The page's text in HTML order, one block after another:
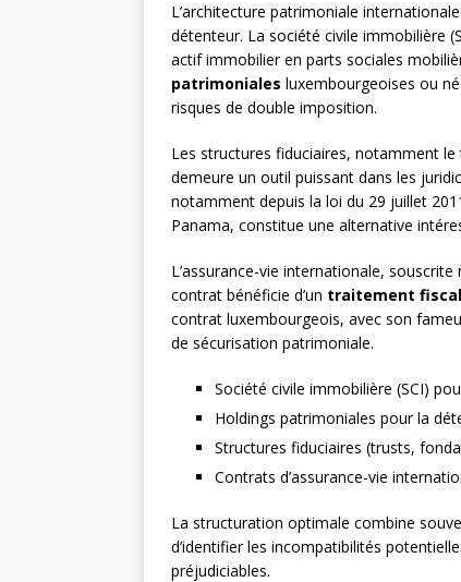
L’architecture patrimoniale
détenteur. La société civile immobilière
actif immobilier en parts sociales
patrimoniales luxembourgeoises ou
risques de double imposition.
Les structures fiduciaires, notamment
demeure un outil puissant dans les
notamment depuis la loi du 29 juillet
Panama, constitue une alternative
L’assurance-vie internationale,
contrat bénéficie d’un traitement
contrat luxembourgeois, avec son
de sécurisation patrimoniale.
Société civile immobilière (SCI)
Holdings patrimoniales pour la
Structures fiduciaires (trusts,
Contrats d’assurance-vie
La structuration optimale combine
d’identifier les incompatibilités
préjudiciables.